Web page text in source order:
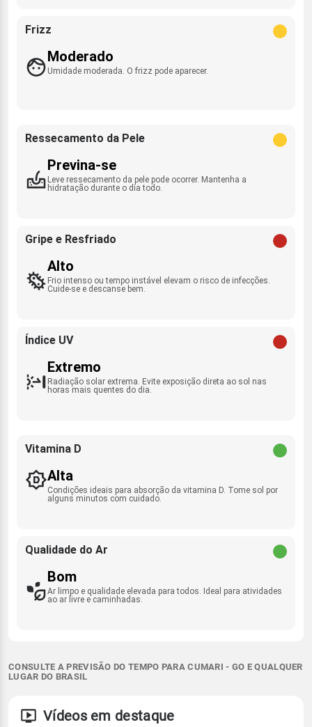
Frizz
Moderado
Umidade moderada. O frizz pode aparecer.
Ressecamento da Pele
Previna-se
Leve ressecamento da pele pode ocorrer. Mantenha a
hidratação durante o dia todo.
Gripe e Resfriado
Alto
Frio intenso ou tempo instável elevam o risco de infecções.
Cuide-se e descanse bem.
Índice UV
Extremo
Radiação solar extrema. Evite exposição direta ao sol nas
horas mais quentes do dia.
Vitamina D
Alta
Condições ideais para absorção da vitamina D. Tome sol por
alguns minutos com cuidado.
Qualidade do Ar
Bom
Ar limpo e qualidade elevada para todos. Ideal para atividades
ao ar livre e caminhadas.
CONSULTE A PREVISÃO DO TEMPO PARA CUMARI - GO E QUALQUER
LUGAR DO BRASIL
Vídeos em destaque